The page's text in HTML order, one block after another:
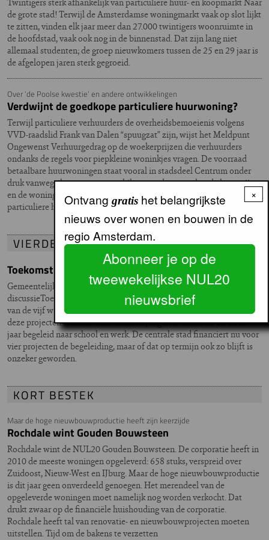
de grote stad! Terwijl de Amsterdamse woningmarkt vaak op slot lijkt
te zitten, vinden elk jaar meer dan 27.000 twintigers woonruimte in
de hoofdstad, vaak ook nog in de binnenstad. Dat zijn lang niet
allemaal studenten; de groep nieuwkomers tussen de 25 en 29 jaar is
de afgelopen jaren sterk gegroeid.
Over ‘de Poolse kwestie’ en andere ontwikkelingen
Verdwijnt de goedkope particuliere huurwoning?
Terwijl particuliere verhuurders de overheidsbemoeienis volgens
VVD-raadslid Frank van Dalen “spuugzat” zijn, wijst het Meldpunt
Ongewenst Verhuurgedrag op de woekerprijzen die verhuurders
ondanks de regels voor piepkleine woninkjes vragen. De voorraad
betaalbare huurwoningen staat vooral in stadsdeel Centrum onder
druk vanwege het enorme verschil tussen de gereguleerde huurprijs
en de woningwaarde. Kan en wil de politiek een betaalbare
particuliere huurwoningsector in stand houden tegen de markt in?
VIERDE VERDIEPING
Toekomst woon-leer-werkprojecten onzeker
Gemeentelijke financiering woonbegeleiding staat ter
discussieToekomst woon-leer-werkprojecten onzekerDe toekomst
van de vijf woon-leer-werkprojecten (WLW) in de stad is onzeker. In
deze projecten worden ruim honderd jongeren tussen de 18 en 26
jaar begeleid naar school en werk. De centrale stad financiert nu voor
vier projecten de begeleiding, maar of dat op termijn ook zo blijft is
onzeker geworden.
KORT BESTEK
Maar de hoge nieuwbouwproductie heeft zijn keerzijde
Rochdale wint Gouden Bouwsteen
Rochdale wint de NUL20 Gouden Bouwsteen. De corporatie heeft in
2010 de meeste woningen opgeleverd: 658 stuks, verspreid over
Zuidoost, Nieuw-West en IJburg. Maar de hoge nieuwbouwproductie
is dit jaar geen onverdeeld genoegen. Het merendeel van de
opgeleverde woningen moet namelijk nog worden verkocht. Dat
drukt zwaar op de financiële huishouding van de corporatie.
Rochdale heeft tal van renovatie- en nieuwbouwprojecten moeten
uitstellen. Tijd om de bakens te verzetten
×
Ontvang gratishet belangrijkste
nieuws over wonen en bouwen in de
regio Amsterdam.
Abonneer je op de
tweewekelijkse NUL20
nieuwsbrief